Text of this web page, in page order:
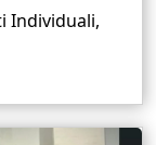
Individuali,